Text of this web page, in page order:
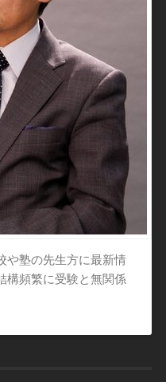
や塾の先生方に最新情
構頻繁に受験と無関係